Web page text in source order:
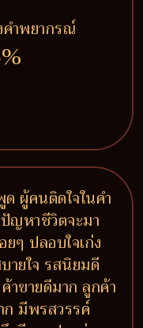
ำพยากรณ์
ผู้คนติดใจในคำ
ญหาชีวิตจะมา
ๆ ปลอบใจเก่ง
ายใจ รสนิยมดี
าขายดีมาก ลูกค้า
มีพรสวรรค์